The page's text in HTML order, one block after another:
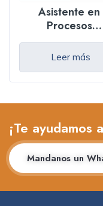
Asistente en
Procesos
Terapéuticos
Especializados –
Leer más
¡Te ayudamos
Mandanos un